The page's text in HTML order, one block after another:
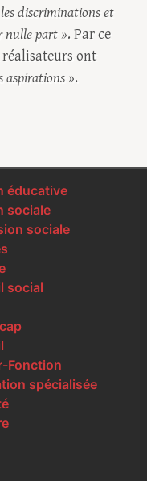
discriminations et
nulle part ». Par ce
ont
aspirations ».
éducative
sociale
sociale
social
Fonction
spécialisée